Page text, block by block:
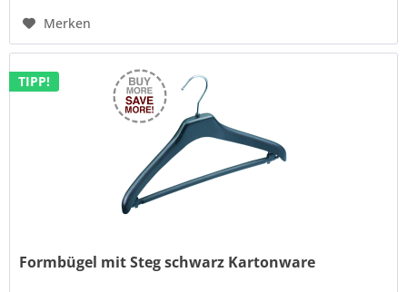
Merken
TIPP!
Formbügel mit Steg schwarz Kartonware